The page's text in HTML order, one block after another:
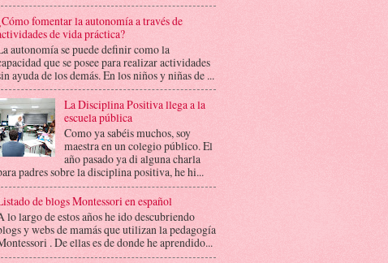
fomentar la autonomía a través de
de vida práctica?
autonomía se puede definir como la
que se posee para realizar actividades
ayuda de los demás. En los niños y niñas de ...
La Disciplina Positiva llega a la
escuela pública
Como ya sabéis muchos, soy
maestra en un colegio público. El
año pasado ya di alguna charla
padres sobre la disciplina positiva, he hi...
de blogs Montessori en español
lo largo de estos años he ido descubriendo
y webs de mamás que utilizan la pedagogía
. De ellas es de donde he aprendido...